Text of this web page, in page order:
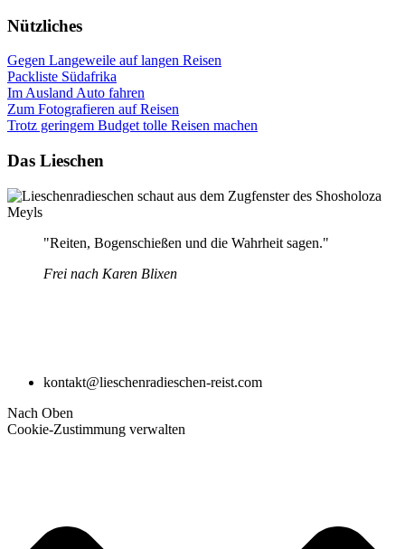
Nützliches
Gegen Langeweile auf langen Reisen
Packliste Südafrika
Im Ausland Auto fahren
Zum Fotografieren auf Reisen
Trotz geringem Budget tolle Reisen machen
Das Lieschen
"Reiten, Bogenschießen und die Wahrheit sagen."
Frei nach Karen Blixen
kontakt@lieschenradieschen-reist.com
Nach Oben
Cookie-Zustimmung verwalten